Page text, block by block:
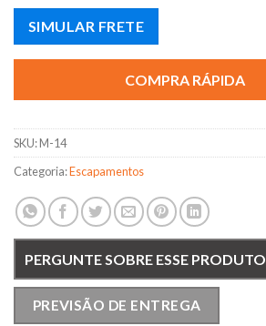
SIMULAR FRETE
COMPRA RÁPIDA
SKU:M-14
Categoria:Escapamentos
PERGUNTE SOBRE ESSE PRODUTO
PREVISÃO DE ENTREGA